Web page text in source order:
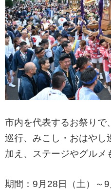
市内を代表するお祭りで
巡行、みこし・おはやし
加え、ステージやグルメ
期間：9月28日（土）～9